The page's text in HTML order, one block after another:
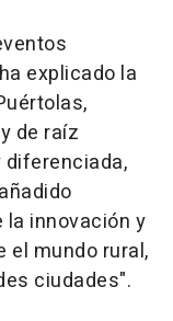
explicado la
de raíz
la innovación y
el mundo rural,
ciudades".